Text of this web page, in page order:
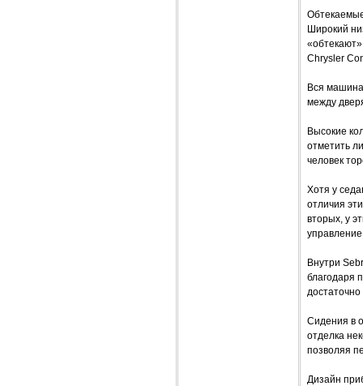
Широкий
Chrysler
Вся машина
между
Высокие
отметить
человек
Хотя у
отличия
вторых, у
Внутри
благодаря
Сидения в
отделка
позволяя
Дизайн